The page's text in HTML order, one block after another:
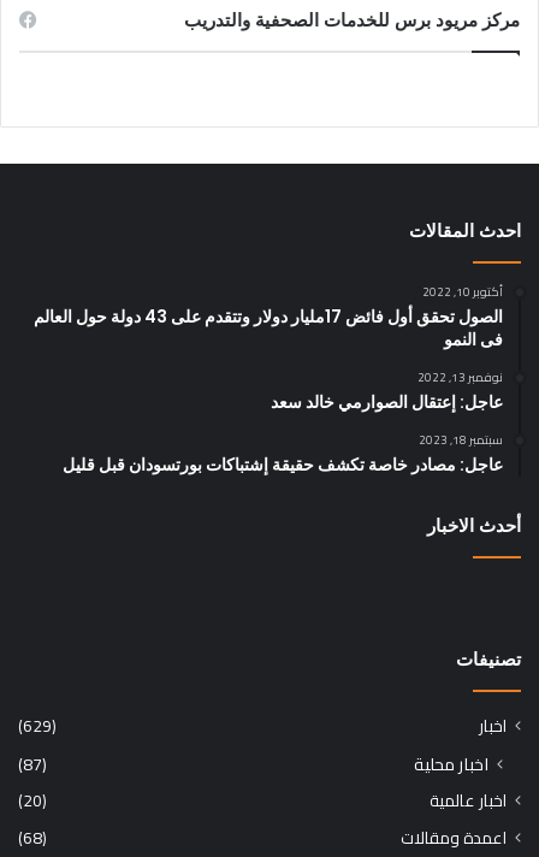
مركز مريود برس للخدمات الصحفية والتدريب
احدث المقالات
أكتوبر 10, 2022
الصول تحقق أول فائض 17مليار دولار وتتقدم على 43 دولة حول العالم
فى النمو
نوفمبر 13, 2022
عاجل: إعتقال الصوارمي خالد سعد
سبتمبر 18, 2023
عاجل: مصادر خاصة تكشف حقيقة إشتباكات بورتسودان قبل قليل
أحدث الاخبار
تصنيفات
اخبار (629)
اخبار محلية (87)
اخبار عالمية
(20)
اعمدة ومقالات
(68)